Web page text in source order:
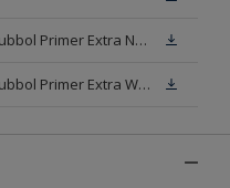
Veiligheidsinformatieblad Rubbol Primer Extra N00 (MSDS)
Veiligheidsinformatieblad Rubbol Primer Extra White W05 (MSDS)